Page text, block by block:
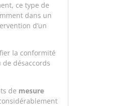
ce type de
dans un
d’un
la conformité
désaccords
de mesure